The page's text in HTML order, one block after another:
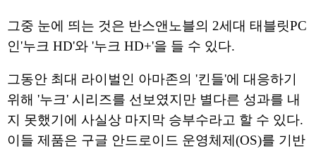
그중 눈에 띄는 것은 반스앤노블의 2세대 태블릿PC
인'누크 HD'와 '누크 HD+'을 들 수 있다.
그동안 최대 라이벌인 아마존의 '킨들'에 대응하기
위해 '누크' 시리즈를 선보였지만 별다른 성과를 내
지 못했기에 사실상 마지막 승부수라고 할 수 있다.
이들 제품은 구글 안드로이드 운영체제(OS)를 기반